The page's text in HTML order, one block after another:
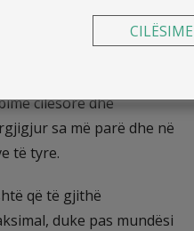
sfidë strategjike e
dhe kualitetin e
vetëm nga punonjës
cilësore dhe
sa më parë dhe në
të tyre.
që të gjithë
duke pas mundësi